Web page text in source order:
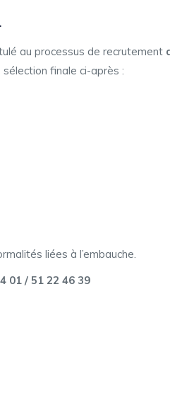
au processus de recrutement
finale ci-après :
liées à l’embauche.
01 / 51 22 46 39